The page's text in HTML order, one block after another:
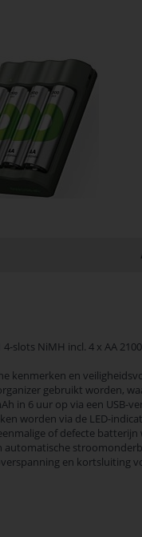
4-slots NiMH incl. 4 x AA
kenmerken en
gebruikt worden,
in 6 uur op via een USB-
worden via de LED-
of defecte
automatische
en kortsluiting